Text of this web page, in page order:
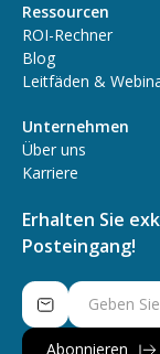
Ressourcen
ROI-Rechner
Blog
Leitfäden &
Unternehmen
Über uns
Karriere
Erhalten Sie
Posteingang!